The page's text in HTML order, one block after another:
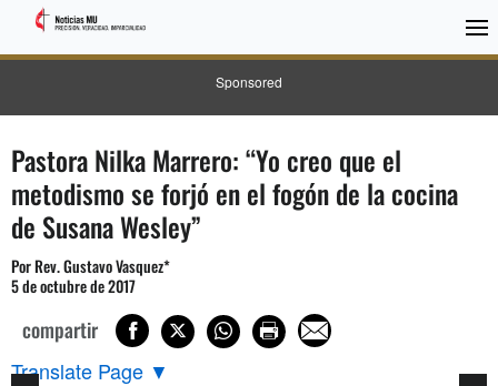
Sponsored
Pastora Nilka Marrero: “Yo creo que el
metodismo se forjó en el fogón de la cocina
de Susana Wesley”
Por Rev. Gustavo Vasquez*
5 de octubre de 2017
compartir
Translate Page ▼